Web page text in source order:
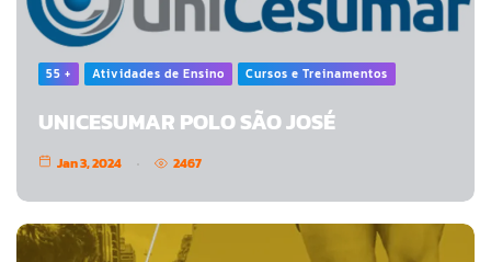
55 + Atividades de Ensino Cursos e Treinamentos
UNICESUMAR POLO SÃO JOSÉ
Jan 3, 2024 2467